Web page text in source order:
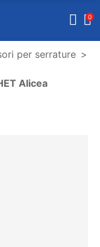
0
per serrature
Alicea